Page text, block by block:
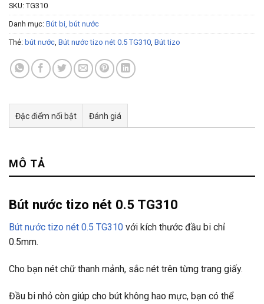
SKU: TG310
Danh mục: Bút bi, bút nước
Thẻ: bút nước Bút nước tizo nét 0.5 TG310 Bút tizo
Đặc điểm nổi bật Đánh giá
MÔ TẢ
Bút nước tizo nét 0.5 TG310
Bút nước tizo nét 0.5 TG310 với kích thước đầu bi chỉ
0.5mm.
Cho bạn nét chữ thanh mảnh, sắc nét trên từng trang giấy.
Đầu bi nhỏ còn giúp cho bút không hao mực, bạn có thể